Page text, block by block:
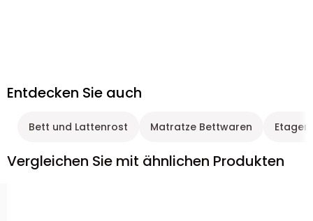
Entdecken Sie auch
Bett und Lattenrost Matratze Bettwaren
Vergleichen Sie mit ähnlichen Produkten